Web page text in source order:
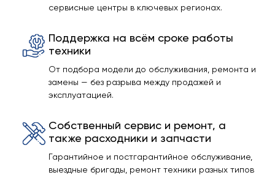
сервисные центры в ключевых регионах.
Поддержка на всём сроке работы
техники
От подбора модели до обслуживания, ремонта и
замены — без разрыва между продажей и
эксплуатацией.
Собственный сервис и ремонт, а
также расходники и запчасти
Гарантийное и постгарантийное обслуживание,
выездные бригады, ремонт техники разных типов